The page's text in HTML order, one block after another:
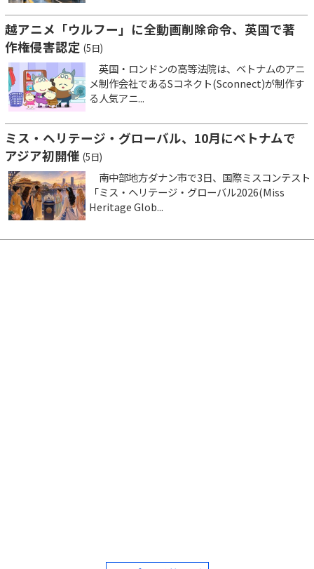
越アニメ「ウルフー」に全動画削除命令、英国で著
作権侵害認定 (5日)
英国・ロンドンの高等法院は、ベトナムのアニ
メ制作会社であるSコネクト(Sconnect)が制作す
る人気アニ...
ミス・ヘリテージ・グローバル、10月にベトナムで
アジア初開催 (5日)
南中部地方ダナン市で3日、国際ミスコンテスト
「ミス・ヘリテージ・グローバル2026(Miss
Heritage Glob...